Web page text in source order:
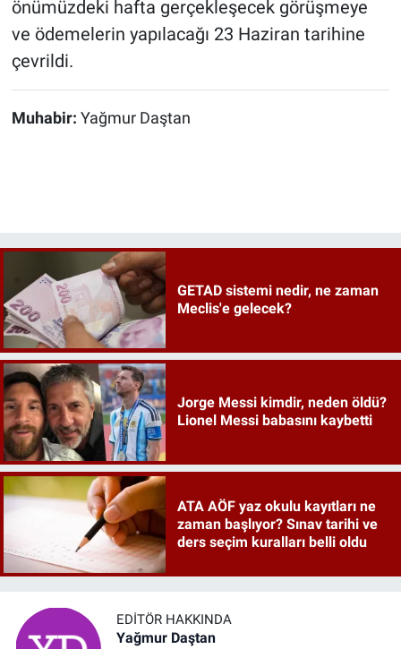
önümüzdeki hafta gerçekleşecek görüşmeye
ve ödemelerin yapılacağı 23 Haziran tarihine
çevrildi.
Muhabir: Yağmur Daştan
GETAD sistemi nedir, ne zaman
Meclis'e gelecek?
Jorge Messi kimdir, neden öldü?
Lionel Messi babasını kaybetti
ATA AÖF yaz okulu kayıtları ne
zaman başlıyor? Sınav tarihi ve
ders seçim kuralları belli oldu
EDITÖR HAKKINDA
Yağmur Daştan